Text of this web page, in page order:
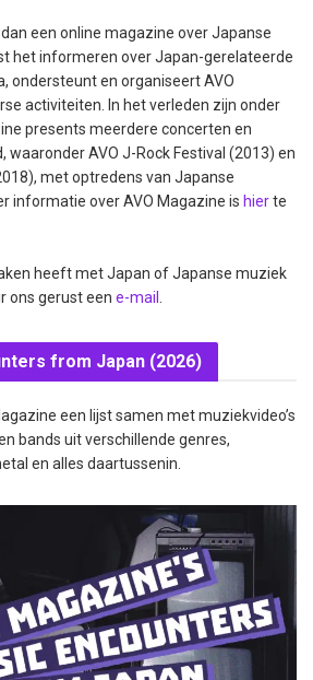
een online magazine over Japanse
het informeren over Japan-gerelateerde
ondersteunt en organiseert AVO
activiteiten. In het verleden zijn onder
presents meerdere concerten en
waaronder AVO J-Rock Festival (2013) en
met optredens van Japanse
informatie over AVO Magazine is hierte
heeft met Japan of Japanse muziek
ons gerust een e-mail
from Japan (2026)
een lijst samen met muziekvideo’s
bands uit verschillende genres,
en alles daartussenin.